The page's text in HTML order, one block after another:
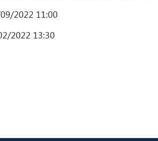
2022 11:00
2022 13:30